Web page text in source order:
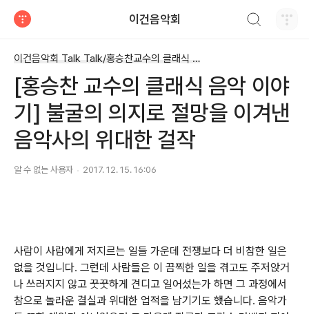
이건음악회
이건음악회 Talk Talk/홍승찬교수의 클래식 톡톡
[홍승찬 교수의 클래식 음악 이야
기] 불굴의 의지로 절망을 이겨낸
음악사의 위대한 걸작
알 수 없는 사용자 2017. 12. 15. 16:06
사람이 사람에게 저지르는 일들 가운데 전쟁보다 더 비참한 일은
없을 것입니다. 그런데 사람들은 이 끔찍한 일을 겪고도 주저앉거
나 쓰러지지 않고 꿋꿋하게 견디고 일어섰는가 하면 그 과정에서
참으로 놀라운 결실과 위대한 업적을 남기기도 했습니다. 음악가